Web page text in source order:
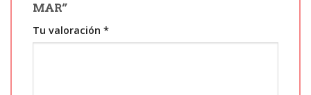
MAR”
Tu valoración *